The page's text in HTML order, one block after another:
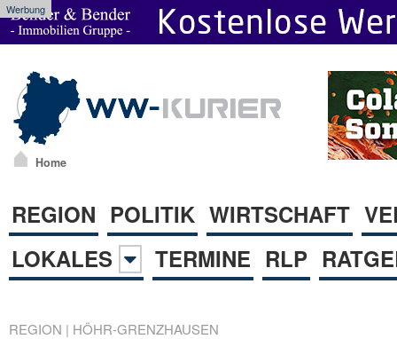
Werbung
Home
REGION POLITIK WIRTSCHAFT
LOKALES
TERMINE RLP
REGION | HÖHR-GRENZHAUSEN